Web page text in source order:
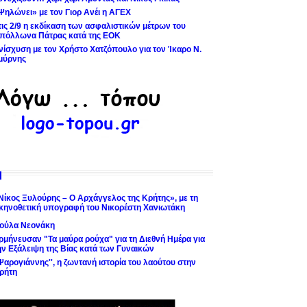
με τον Γιορ Ανέι η ΑΓΕΧ
2/9 η εκδίκαση των ασφαλιστικών μέτρων του
Πάτρας κατά της ΕΟΚ
με τον Χρήστο Χατζόπουλο για τον Ίκαρο Ν.
Ξυλούρης – Ο Αρχάγγελος της Κρήτης», με τη
υπογραφή του Νικορέστη Χανιωτάκη
Νεονάκη
"Τα μαύρα ρούχα" για τη Διεθνή Ημέρα για
Εξάλειψη της Βίας κατά των Γυναικών
η ζωντανή ιστορία του λαούτου στην